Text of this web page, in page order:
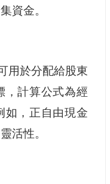
資金。
用於分配給股東
，計算公式為經
如，正自由現金
活性。